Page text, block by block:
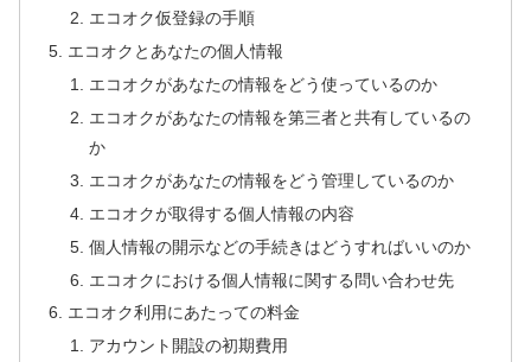
エコオク仮登録の手順
エコオクとあなたの個人情報
エコオクがあなたの情報をどう使っているのか
エコオクがあなたの情報を第三者と共有しているの
か
エコオクがあなたの情報をどう管理しているのか
エコオクが取得する個人情報の内容
個人情報の開示などの手続きはどうすればいいのか
エコオクにおける個人情報に関する問い合わせ先
エコオク利用にあたっての料金
アカウント開設の初期費用